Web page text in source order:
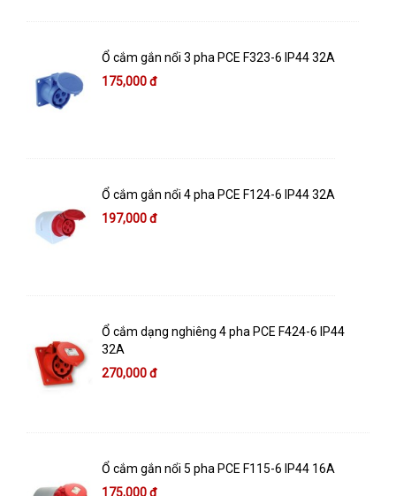
Ổ cắm gắn nổi 3 pha PCE F323-6 IP44 32A
175,000 đ
Ổ cắm gắn nổi 4 pha PCE F124-6 IP44 32A
197,000 đ
Ổ cắm dạng nghiêng 4 pha PCE F424-6 IP44
32A
270,000 đ
Ổ cắm gắn nổi 5 pha PCE F115-6 IP44 16A
175,000 đ